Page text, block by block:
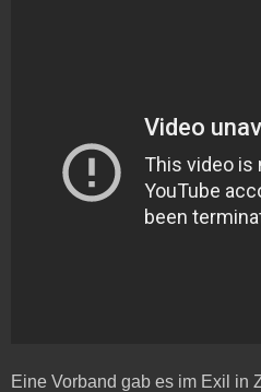
Eine Vorband gab es im Exil in